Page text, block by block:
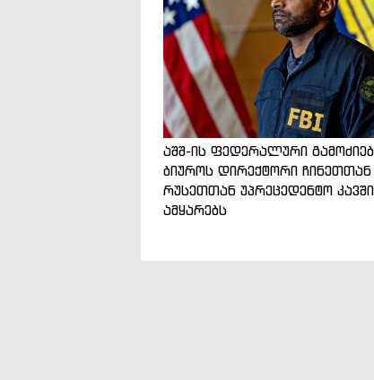
აშშ-ის ფედერალური
ბიუროს დირექტორი
რუსეთთან უპრეცედენტო
ამყარებს